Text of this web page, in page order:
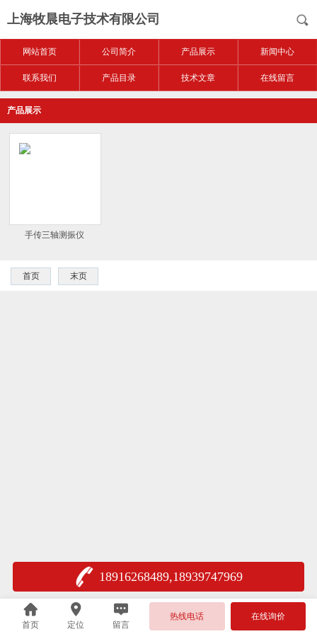
上海牧晨电子技术有限公司
网站首页 公司简介 产品展示 新闻中心
联系我们 产品目录 技术文章 在线留言
产品展示
手传三轴测振仪
首页 末页
18916268489,18939747969
首页 定位 留言
热线电话 在线询价